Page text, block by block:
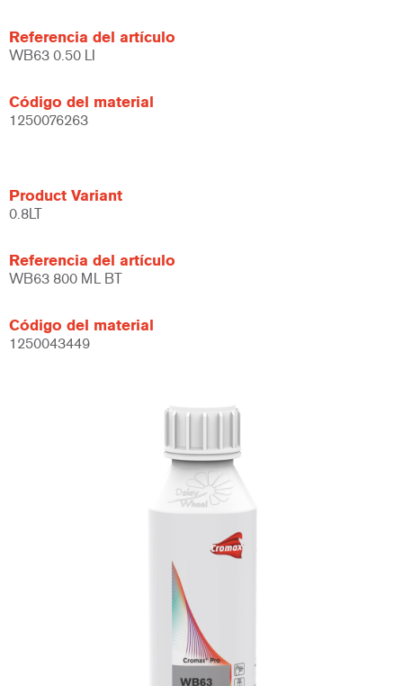
Referencia del artículo
WB63 0.50 LI
Código del material
1250076263
Product Variant
0.8LT
Referencia del artículo
WB63 800 ML BT
Código del material
1250043449